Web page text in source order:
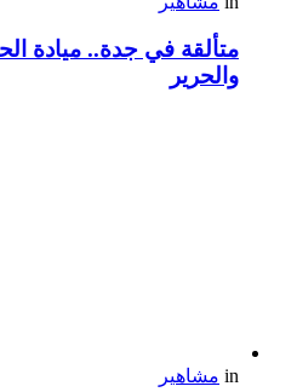
متألقة في جدة.. ميادة
والحرير
in مشاهير